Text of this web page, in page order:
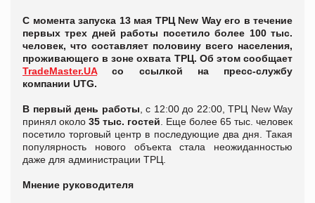
С момента запуска 13 мая ТРЦ New Way его в течение
первых трех дней работы посетило более 100 тыс.
человек, что составляет половину всего населения,
проживающего в зоне охвата ТРЦ. Об этом сообщает
TradeMaster.UAсо ссылкой на пресс-службу
компании UTG.
В первый день работы , с 12:00 до 22:00, ТРЦ New Way
принял около 35 тыс. гостей . Еще более 65 тыс. человек
посетило торговый центр в последующие два дня. Такая
популярность нового объекта стала неожиданностью
даже для администрации ТРЦ.
Мнение руководителя